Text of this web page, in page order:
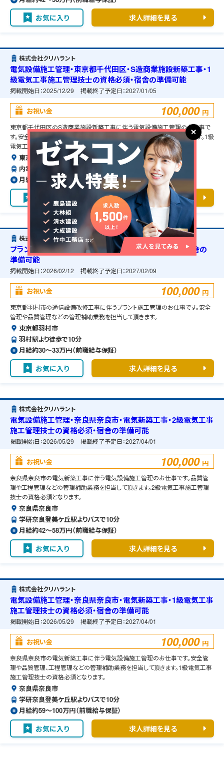
お気に入り 求人詳細を見る
株式会社クリハラント
電気設備施工管理・東京都千代田区・S造商業施設新築工事・1
級電気工事施工管理技士の資格必須・宿舎の準備可能
掲載開始日：2025/12/29 掲載終了予定日：2027/01/05
お祝い金 100,000 円
東京都千代田区のS造商業施設新築工事に伴う電気設備施工管理のお仕事で
す。安全管理や品質管理、工程管理などの管理補助業務を担当して頂きます。1級
電気工事施工管理技士の資格必須となります。
東京都千代田区
内幸町駅より徒歩で10分
月給約59〜100万円（前職給与保証）
求人詳細を見る
株式会社クリハラント
プラント施工管理・東京都羽村市・通信設備改修工事・宿舎の
準備可能
掲載開始日：2026/02/12 掲載終了予定日：2027/02/09
お祝い金 100,000 円
東京都羽村市の通信設備改修工事に伴うプラント施工管理のお仕事です。安全
管理や品質管理などの管理補助業務を担当して頂きます。
東京都羽村市
羽村駅より徒歩で10分
月給約30〜33万円（前職給与保証）
お気に入り 求人詳細を見る
株式会社クリハラント
電気設備施工管理・奈良県奈良市・電気新築工事・2級電気工事
施工管理技士の資格必須・宿舎の準備可能
掲載開始日：2026/05/29 掲載終了予定日：2027/04/01
お祝い金 100,000 円
奈良県奈良市の電気新築工事に伴う電気設備施工管理のお仕事です。品質管
理や工程管理などの管理補助業務を担当して頂きます。2級電気工事施工管理
技士の資格必須となります。
奈良県奈良市
学研奈良登美ケ丘駅よりバスで10分
月給約42〜58万円（前職給与保証）
お気に入り 求人詳細を見る
株式会社クリハラント
電気設備施工管理・奈良県奈良市・電気新築工事・1級電気工事
施工管理技士の資格必須・宿舎の準備可能
掲載開始日：2026/05/29 掲載終了予定日：2027/04/01
お祝い金 100,000 円
奈良県奈良市の電気新築工事に伴う電気設備施工管理のお仕事です。安全管
理や品質管理、工程管理などの管理補助業務を担当して頂きます。1級電気工事
施工管理技士の資格必須となります。
奈良県奈良市
学研奈良登美ケ丘駅よりバスで10分
月給約59〜100万円（前職給与保証）
お気に入り 求人詳細を見る